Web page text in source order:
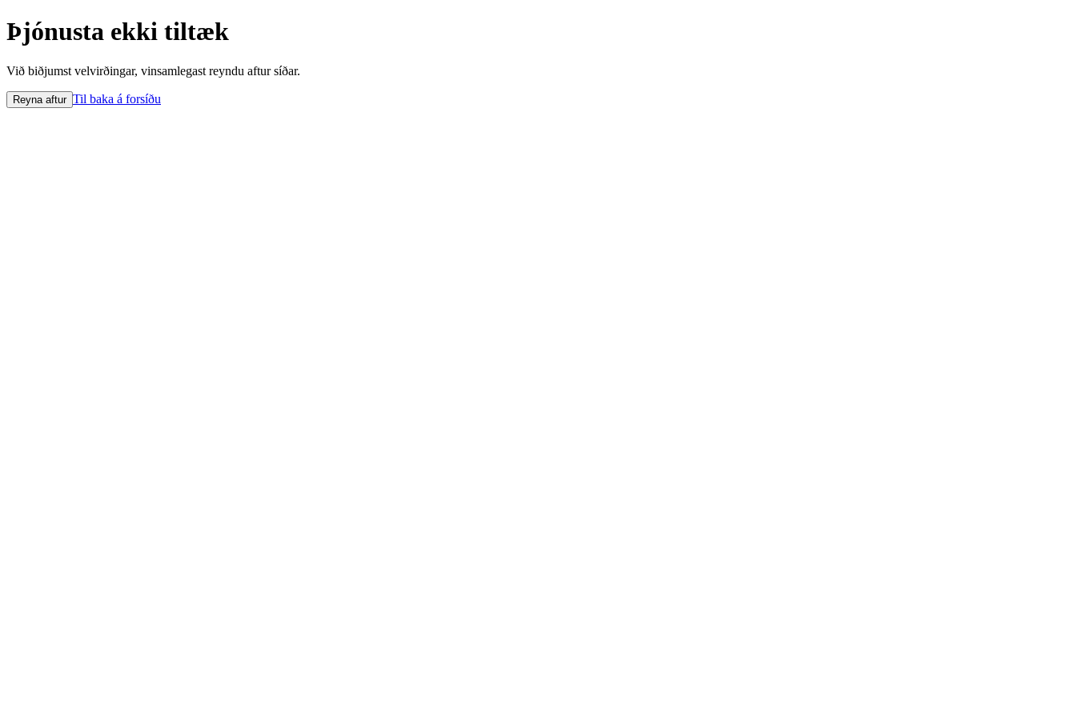
Þjónusta ekki tiltæk
Við biðjumst velvirðingar, vinsamlegast reyndu aftur síðar.
Reyna aftur Til baka á forsíðu